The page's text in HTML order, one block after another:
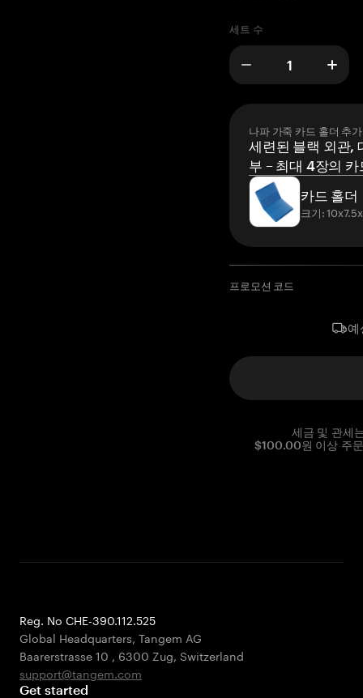
세트 수
나파 가죽 카드 홀더 추가
세련된 블랙 외관,
부 – 최대 4장의
카드 홀더
크기:
프로모션 코드
예
세금 및 관세
$100.00원 이상 주
Reg. No CHE-390.112.525
Global Headquarters, Tangem AG
Baarerstrasse 10 , 6300 Zug, Switzerland
support@tangem.com
Get started